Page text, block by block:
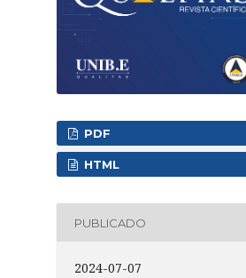
PDF
HTML
PUBLICADO
2024-07-07